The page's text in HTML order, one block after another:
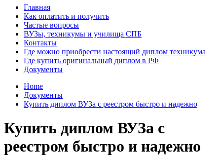
Главная
Как оплатить и получить
Частые вопросы
ВУЗы, техникумы и училища СПБ
Контакты
Где можно приобрести настоящий диплом техникума
Где купить оригинальный диплом в РФ
Документы
Home
Документы
Купить диплом ВУЗа с реестром быстро и надежно
Купить диплом ВУЗа с
реестром быстро и надежно